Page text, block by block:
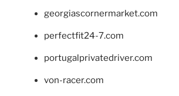
georgiascornermarket.com
perfectfit24-7.com
portugalprivatedriver.com
von-racer.com